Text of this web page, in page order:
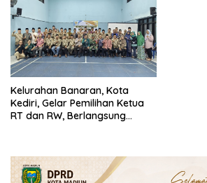
Kelurahan Banaran, Kota
Kediri, Gelar Pemilihan Ketua
RT dan RW, Berlangsung